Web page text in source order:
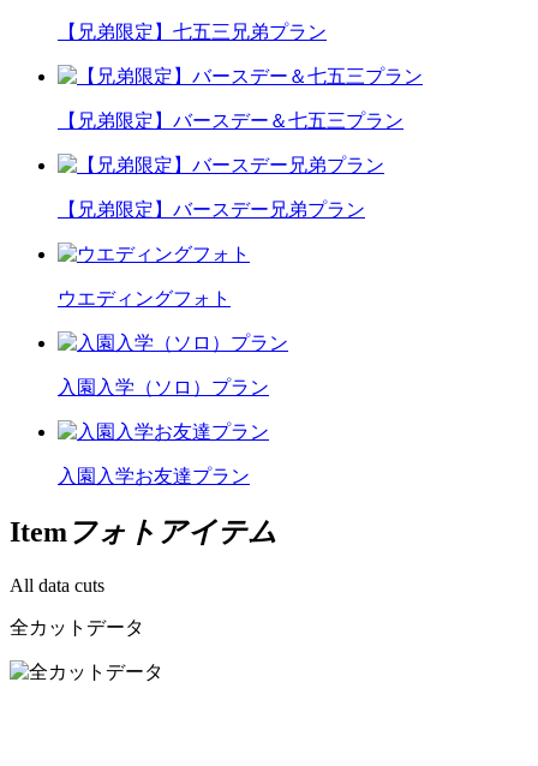
【兄弟限定】七五三兄弟プラン
【兄弟限定】バースデー＆七五三プラン
【兄弟限定】バースデー兄弟プラン
ウエディングフォト
入園入学（ソロ）プラン
入園入学お友達プラン
Item フォトアイテム
All data cuts
全カットデータ